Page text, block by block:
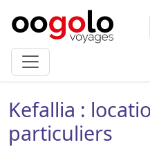
Kefallia :
particuliers